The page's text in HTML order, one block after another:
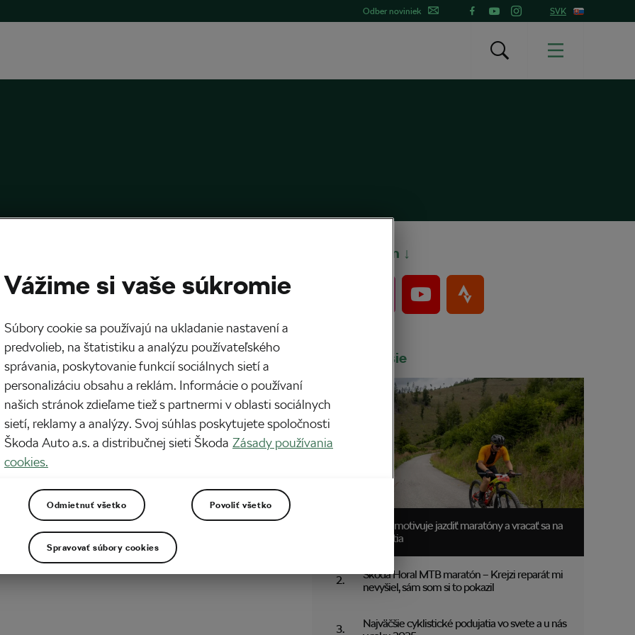
Odber noviniek SVK
o12:59
buď málo, alebo po overených cestičkách. Tento rok som však pristúpil na
budem venovať aj krásam Slovenska. Začal som krásnym mestečkom Svätým
je skutočne príjemné mesto pre rodiny na horských aj cestných bicykloch.
Bajkeri sem ↓
Najčítanejšie
Čo ma motivuje jazdiť maratóny a vracať sa na
podujatia
Škoda Horal MTB maratón – Krejzi reparát mi
nevyšiel, sám som si to pokazil
Najväčšie cyklistické podujatia vo svete a u nás
Vážime si vaše súkromie
Súbory cookie sa používajú na ukladanie nastavení a
predvolieb, na štatistiku a analýzu používateľského
správania, poskytovanie funkcií sociálnych sietí a
personalizáciu obsahu a reklám. Informácie o používaní
našich stránok zdieľame tiež s partnermi v oblasti sociálnych
sietí, reklamy a analýzy. Svoj súhlas poskytujete spoločnosti
Škoda Auto a.s. a distribučnej sieti Škoda Zásady používania
cookies.
Odmietnuť všetko Povoliť všetko
Spravovať súbory cookies